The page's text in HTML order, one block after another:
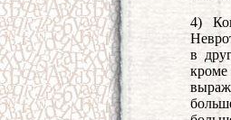
4)
в